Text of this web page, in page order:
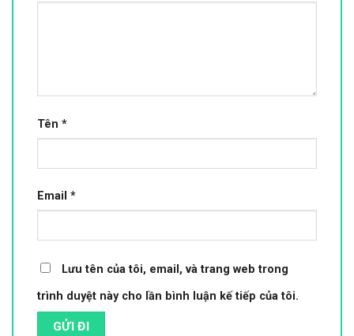
Tên *
Email *
Lưu tên của tôi, email, và trang web trong
trình duyệt này cho lần bình luận kế tiếp của tôi.